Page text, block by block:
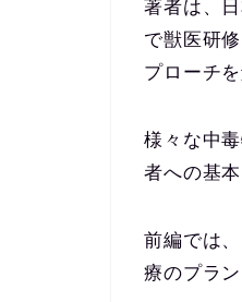
著者は、
で獣医研
プローチ
様々な中
者への基
前編では
療のプラ